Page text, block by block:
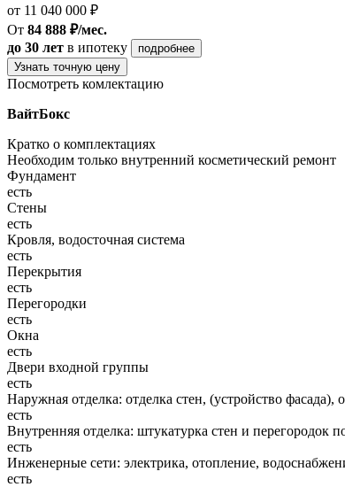
от 11 040 000 ₽
От 84 888 ₽/мес.
до 30 лет в ипотеку
подробнее
Узнать точную цену
Посмотреть комлектацию
ВайтБокс
Кратко о комплектациях
Необходим только внутренний косметический ремонт
Фундамент
есть
Стены
есть
Кровля, водосточная система
есть
Перекрытия
есть
Перегородки
есть
Окна
есть
Двери входной группы
есть
Наружная отделка: отделка стен, (устройство фасада),
есть
Внутренняя отделка: штукатурка стен и перегородок
есть
Инженерные сети: электрика, отопление,
есть